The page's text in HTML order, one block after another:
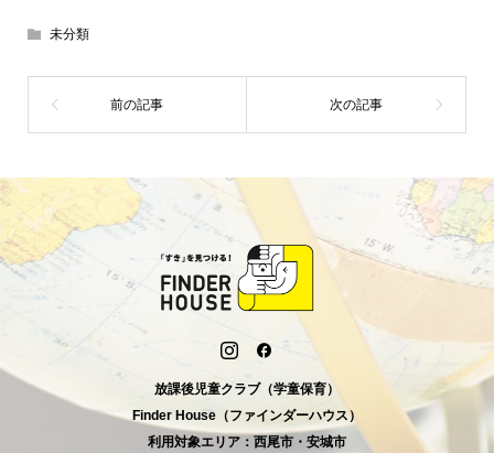
未分類
放課後児童クラブ（学童保育）
Finder House（ファインダーハウス）
利用対象エリア：西尾市・安城市